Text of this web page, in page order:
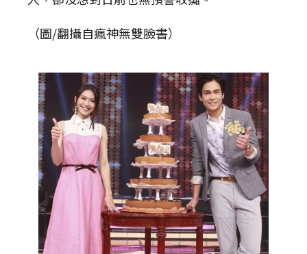
（圖/翻攝自瘋神無雙臉書）